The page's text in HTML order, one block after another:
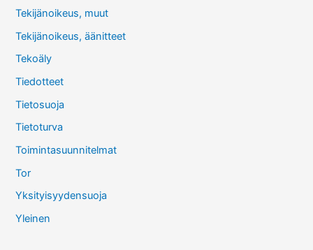
Tekijänoikeus, muut
Tekijänoikeus, äänitteet
Tekoäly
Tiedotteet
Tietosuoja
Tietoturva
Toimintasuunnitelmat
Tor
Yksityisyydensuoja
Yleinen